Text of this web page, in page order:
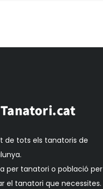
Tornar a províncies
de tots els tanatoris de
per tanatori o població per
el tanatori que necessites.